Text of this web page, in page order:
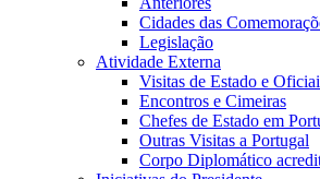
Cidades das
Legislação
Atividade Externa
Visitas de Estado e
Encontros e Cimeiras
Chefes de Estado em
Outras Visitas a Portugal
Corpo Diplomático